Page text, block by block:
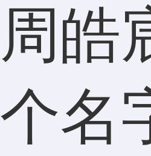
周皓
个名